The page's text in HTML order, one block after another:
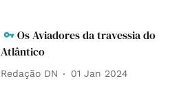
Os Aviadores da travessia do
Atlântico
Redação DN 01 Jan 2024